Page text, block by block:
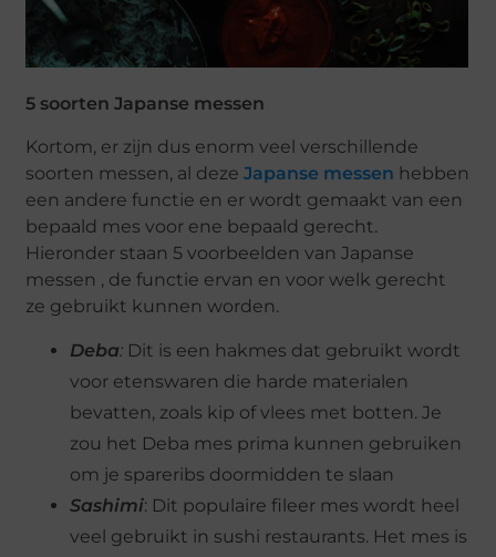
5 soorten Japanse messen
Kortom, er zijn dus enorm veel verschillende
soorten messen, al dezeJapanse messen hebben
een andere functie en er wordt gemaakt van een
bepaald mes voor ene bepaald gerecht.
Hieronder staan 5 voorbeelden van Japanse
messen , de functie ervan en voor welk gerecht
ze gebruikt kunnen worden.
Deba: Dit is een hakmes dat gebruikt wordt
voor etenswaren die harde materialen
bevatten, zoals kip of vlees met botten. Je
zou het Deba mes prima kunnen gebruiken
om je spareribs doormidden te slaan
Sashimi: Dit populaire fileer mes wordt heel
veel gebruikt in sushi restaurants. Het mes is